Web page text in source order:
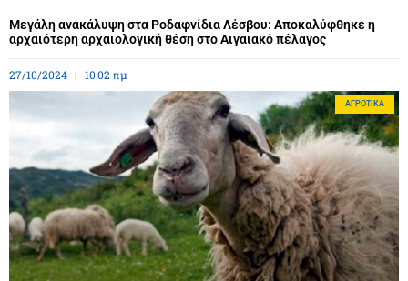
Μεγάλη ανακάλυψη στα Ροδαφνίδια Λέσβου: Αποκαλύφθηκε η
αρχαιότερη αρχαιολογική θέση στο Αιγαιακό πέλαγος
27/10/2024 10:02 πμ
ΑΓΡΟΤΙΚΆ